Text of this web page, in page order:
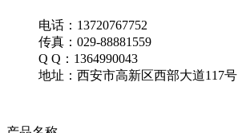
电话：13720767752
传真：029-88881559
Q Q：1364990043
地址：西安市高新区西部大道117号